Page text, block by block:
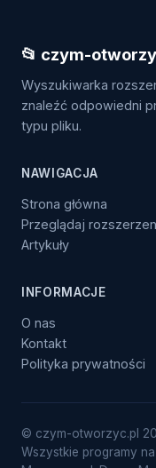
📂 czym-
Wyszukiwarka
znaleźć odpowiedni
typu pliku.
NAWIGACJA
Strona główna
Przeglądaj
Artykuły
INFORMACJE
O nas
Kontakt
Polityka prywatności
© czym-otworzyc.pl
Wszystkie programy